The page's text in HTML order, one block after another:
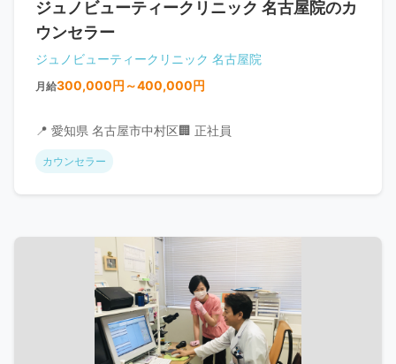
ジュノビューティークリニック 名古屋院のカ
ウンセラー
ジュノビューティークリニック 名古屋院
月給300,000円～400,000円
📍 愛知県 名古屋市中村区🏢 正社員
カウンセラー